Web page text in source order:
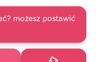
możesz postawić